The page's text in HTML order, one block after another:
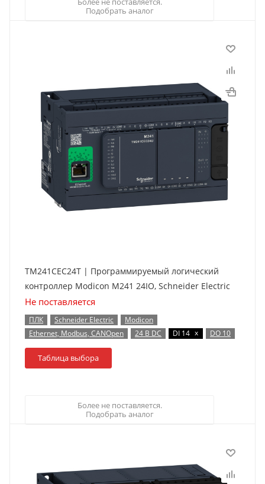
Подобрать аналог
TM241CEC24T | Программируемый логический
контроллер Modicon M241 24IO, Schneider Electric
Не поставляется
ПЛК Schneider Electric
Modicon
Ethernet, Modbus, CANOpen
24 В DC DI 14 x DO 10
Таблица выбора
Более не поставляется.
Подобрать аналог